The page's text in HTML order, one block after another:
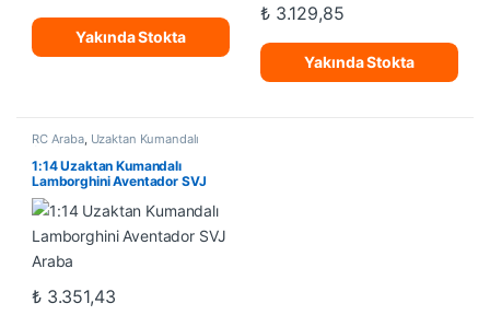
Yakında Stokta
₺3.129,85
Yakında Stokta
RC Araba, Uzaktan Kumandalı
1:14 Uzaktan Kumandalı
Lamborghini Aventador SVJ
Araba
₺3.351,43